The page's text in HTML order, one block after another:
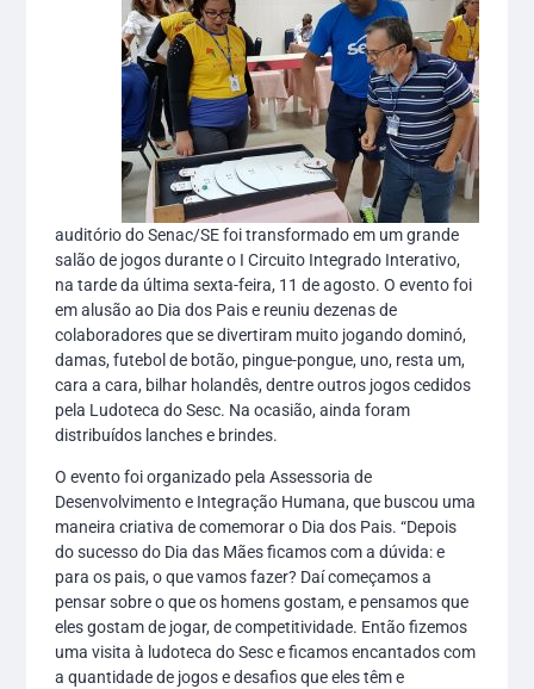
auditório do Senac/SE foi transformado em um grande
salão de jogos durante o I Circuito Integrado Interativo,
na tarde da última sexta-feira, 11 de agosto. O evento foi
em alusão ao Dia dos Pais e reuniu dezenas de
colaboradores que se divertiram muito jogando dominó,
damas, futebol de botão, pingue-pongue, uno, resta um,
cara a cara, bilhar holandês, dentre outros jogos cedidos
pela Ludoteca do Sesc. Na ocasião, ainda foram
distribuídos lanches e brindes.
O evento foi organizado pela Assessoria de
Desenvolvimento e Integração Humana, que buscou uma
maneira criativa de comemorar o Dia dos Pais. “Depois
do sucesso do Dia das Mães ficamos com a dúvida: e
para os pais, o que vamos fazer? Daí começamos a
pensar sobre o que os homens gostam, e pensamos que
eles gostam de jogar, de competitividade. Então fizemos
uma visita à ludoteca do Sesc e ficamos encantados com
a quantidade de jogos e desafios que eles têm e